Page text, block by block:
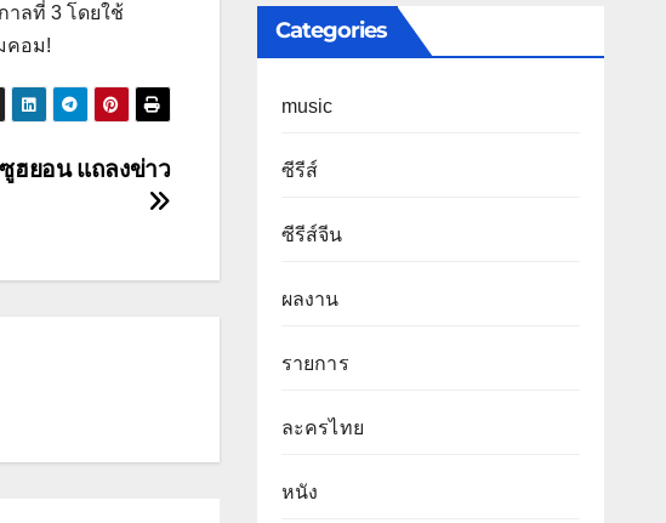
ลที่ 3 โดยใช้
คอม!
ฮยอน แถลงข่าว
Categories
music
ซีรีส์
ซีรีส์จีน
ผลงาน
รายการ
ละครไทย
หนัง